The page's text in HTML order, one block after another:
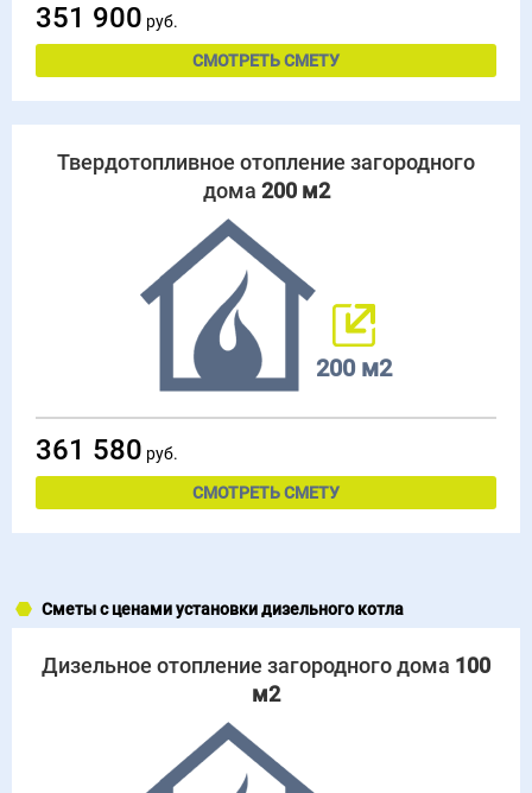
351 900 руб.
СМОТРЕТЬ СМЕТУ
Твердотопливное отопление загородного
дома 200 м2
200 м2
361 580 руб.
СМОТРЕТЬ СМЕТУ
Сметы с ценами установки дизельного котла
Дизельное отопление загородного дома 100
м2